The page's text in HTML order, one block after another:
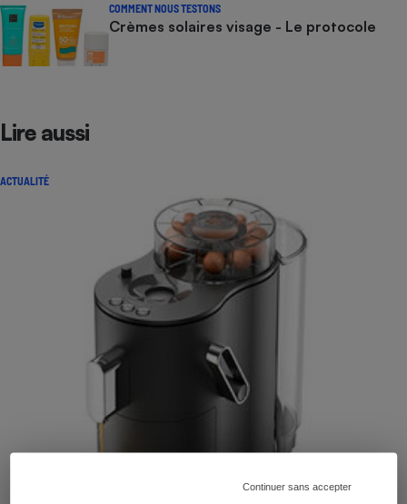
Continuer sans accepter
COMMENT NOUS TESTONS
Crèmes solaires visage - Le protocole
Lire aussi
ACTUALITÉ